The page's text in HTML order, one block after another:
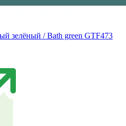
зелёный / Bath green GTF473